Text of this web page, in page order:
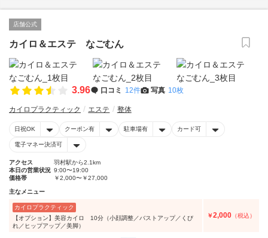
店舗公式
カイロ＆エステ なごむん
3.96 口コミ 12件 写真 10枚
カイロプラクティック エステ 整体
日祝OK クーポン有 駐車場有 カード可
電子マネー決済可
アクセス
羽村駅から2.1km
本日の営業状況 9:00〜19:00
価格帯
￥2,000〜￥27,000
主なメニュー
カイロプラクティック
【オプション】美容カイロ 10分（小顔調整／バストアップ／くび
れ／ヒップアップ／美脚）
￥2,000 （税込）